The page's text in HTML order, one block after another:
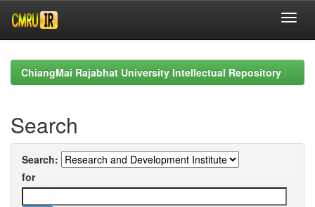
navigationChiangMai Rajabhat University Intellectual Repository
Search
Search:
for